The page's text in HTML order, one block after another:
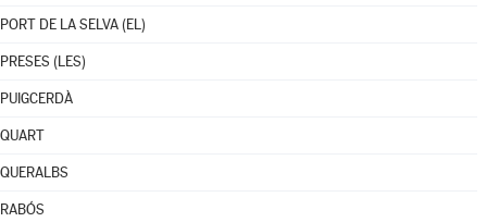
PORT DE LA SELVA (EL)
PRESES (LES)
PUIGCERDÀ
QUART
QUERALBS
RABÓS